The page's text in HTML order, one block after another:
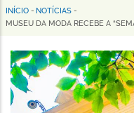
Horizonte
Trilha
navegação
INÍCIO - NOTÍCIAS -
MUSEU DA MODA RECEBE A